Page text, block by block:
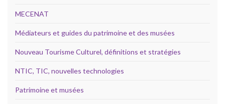
MECENAT
Médiateurs et guides du patrimoine et des musées
Nouveau Tourisme Culturel, définitions et stratégies
NTIC, TIC, nouvelles technologies
Patrimoine et musées